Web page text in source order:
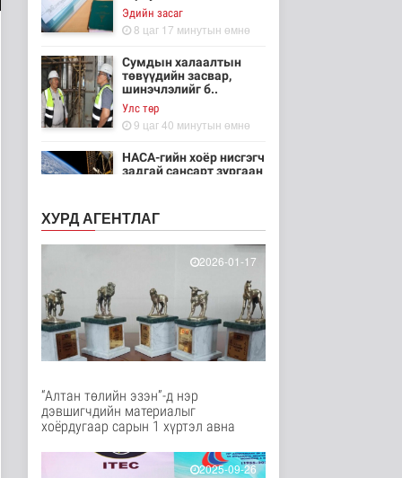
Эдийн засаг
8 цаг 17 минутын өмнө
Сумдын халаалтын
төвүүдийн засвар,
шинэчлэлийг б..
Улс төр
9 цаг 40 минутын өмнө
НАСА-гийн хоёр нисгэгч
задгай сансарт зургаан
9 цаг 55 минутын өмнө
хамгаалахын тулд
Канадын иргэд мод бэ..
Дэлхийд
9 цаг 1 минутын өмнө
ЦАГ АГААР:
Улаанбаатарт шөнөдөө
Байгаль орчин
9 цаг 21 минутын өмнө
зөрчлийг E-Mongolia
системээр да..
ХУРД АГЕНТЛАГ
2026-01-17
“Алтан төлийн эзэн”-д нэр
дэвшигчдийн материалыг
хоёрдугаар сарын 1 хүртэл авна
2025-09-26